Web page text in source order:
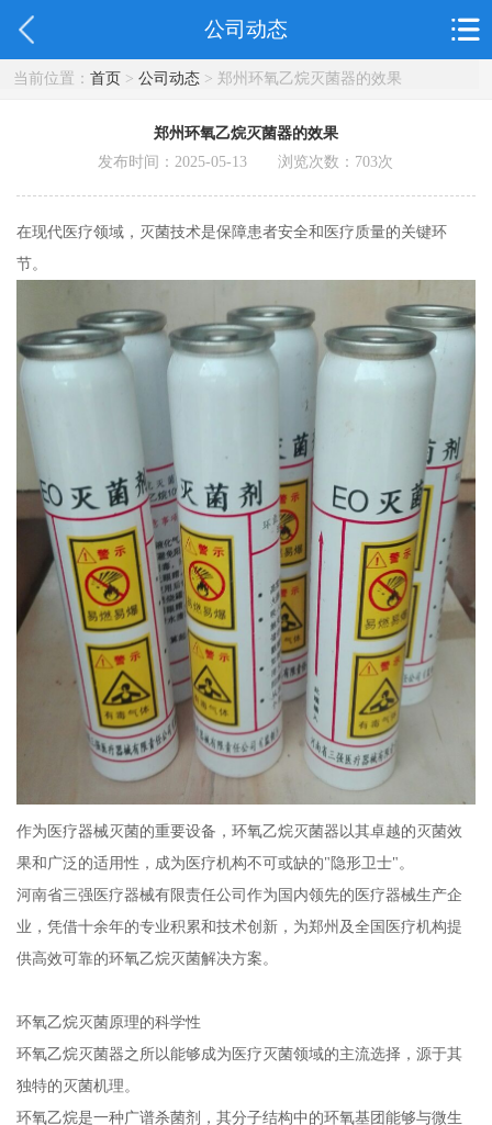
公司动态
当前位置： 首页> 公司动态> 郑州环氧乙烷灭菌器的效果
郑州环氧乙烷灭菌器的效果
发布时间：2025-05-13 浏览次数： 703次
在现代医疗领域，灭菌技术是保障患者安全和医疗质量的关键环
节。
作为医疗器械灭菌的重要设备，环氧乙烷灭菌器以其卓越的灭菌效
果和广泛的适用性，成为医疗机构不可或缺的"隐形卫士"。
河南省三强医疗器械有限责任公司作为国内领先的医疗器械生产企
业，凭借十余年的专业积累和技术创新，为郑州及全国医疗机构提
供高效可靠的环氧乙烷灭菌解决方案。
环氧乙烷灭菌原理的科学性
环氧乙烷灭菌器之所以能够成为医疗灭菌领域的主流选择，源于其
独特的灭菌机理。
环氧乙烷是一种广谱杀菌剂，其分子结构中的环氧基团能够与微生